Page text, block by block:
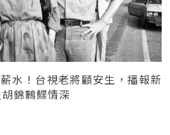
水！台視老將顧安生，播報新
錦鶼鰈情深